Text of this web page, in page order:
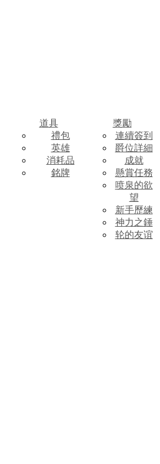
道具
禮包
英雄
消耗品
銘牌
獎勵
連續簽到
爵位詳細
成就
懸賞任務
喷泉的欲
望
新手歷練
神力之錘
轮的友谊